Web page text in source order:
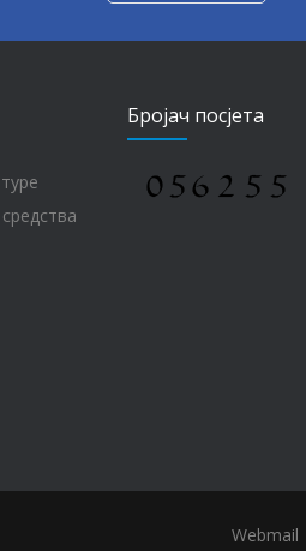
Бројач посјета
Webmail